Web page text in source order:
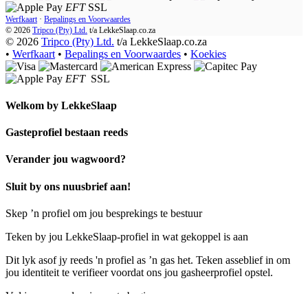
EFT SSL
Werfkaart · Bepalings en Voorwaardes
© 2026 Tripco (Pty) Ltd. t/a LekkeSlaap.co.za
© 2026 Tripco (Pty) Ltd. t/a LekkeSlaap.co.za
• Werfkaart • Bepalings en Voorwaardes • Koekies
EFT SSL
Welkom by LekkeSlaap
Gasteprofiel bestaan ​​reeds
Verander jou wagwoord?
Sluit by ons nuusbrief aan!
Skep ’n profiel om jou besprekings te bestuur
Teken by jou LekkeSlaap-profiel in wat gekoppel is aan
Dit lyk asof jy reeds 'n profiel as ’n gas het. Teken asseblief in om
jou identiteit te verifieer voordat ons jou gasheerprofiel opstel.